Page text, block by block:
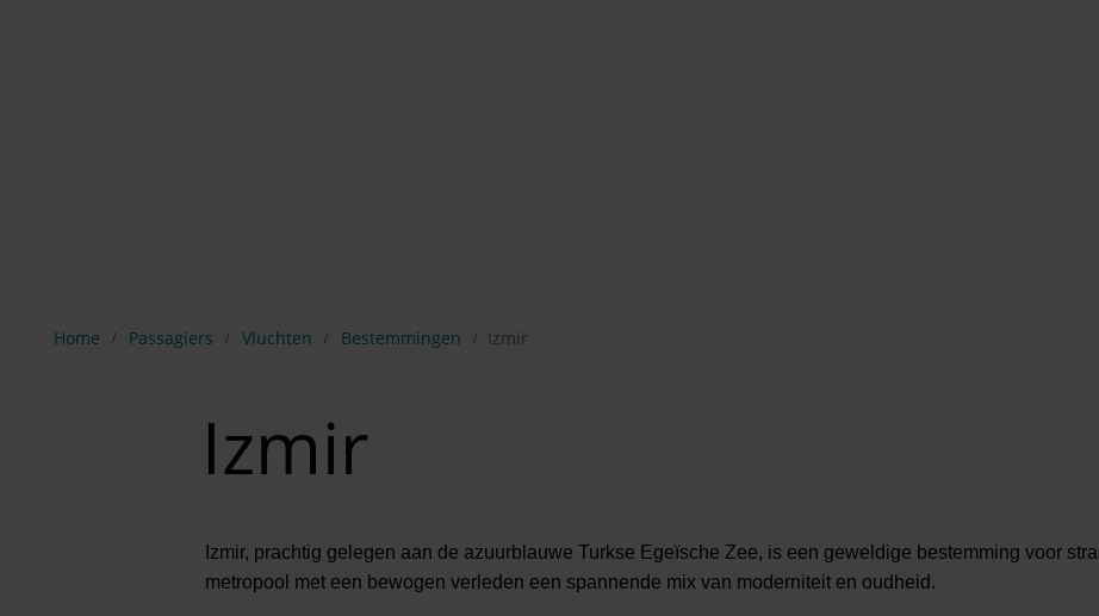
Home Passagiers Vluchten Bestemmingen Izmir
Izmir
Izmir, prachtig gelegen aan de azuurblauwe Turkse Egeïsche Zee, is een geweldige bestemming voor
metropool met een bewogen verleden een spannende mix van moderniteit en oudheid.